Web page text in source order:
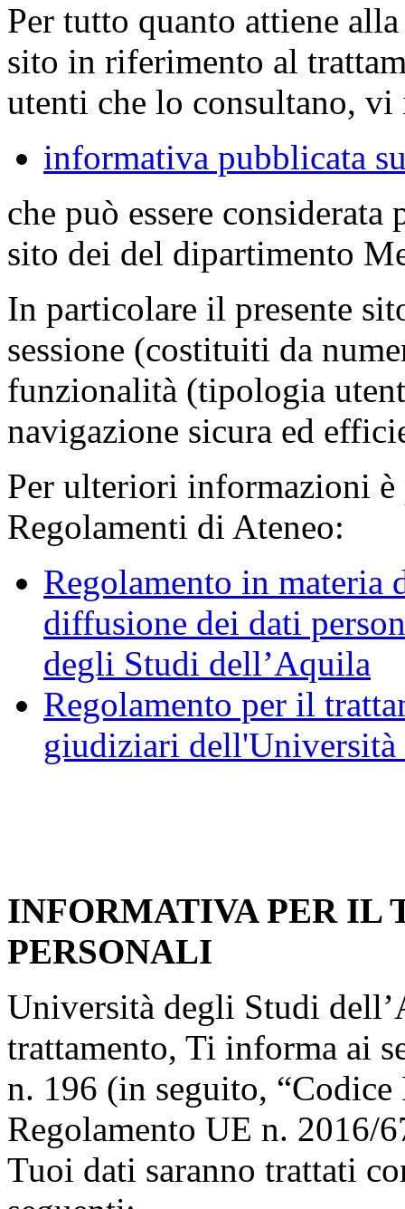
Per tutto quanto attiene
sito in riferimento al
utenti che lo consultano,
informativa pubblicata
che può essere
sito dei del dipartimento
In particolare il presente
sessione (costituiti da
funzionalità (tipologia
navigazione sicura ed
Per ulteriori informazioni è
Regolamenti di Ateneo:
Regolamento in materia
diffusione dei dati
degli Studi dell’Aquila
Regolamento per il
giudiziari
INFORMATIVA PER IL
PERSONALI
Università degli Studi
trattamento, Ti informa ai
n. 196 (in seguito, “Codice
Regolamento UE n. 2016/
Tuoi dati saranno trattati